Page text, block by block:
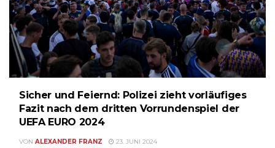
Sicher und Feiernd: Polizei zieht vorläufiges
Fazit nach dem dritten Vorrundenspiel der
UEFA EURO 2024
VON ALEXANDER FRANZ 23. JUNI 2024